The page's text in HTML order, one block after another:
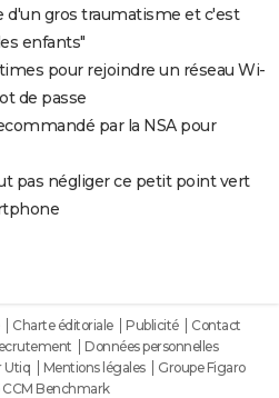
d'un gros traumatisme et c'est
enfants"
pour rejoindre un réseau Wi-
de passe
par la NSA pour
pas négliger ce petit point vert
Charte éditoriale Publicité
Contact
Données personnelles
Utiq Mentions légales
Groupe Figaro
Benchmark